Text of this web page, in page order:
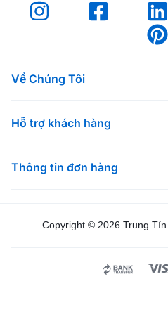
Về Chúng Tôi
Hỗ trợ khách hàng
Thông tin đơn hàng
Copyright © 2026 Trung Tín